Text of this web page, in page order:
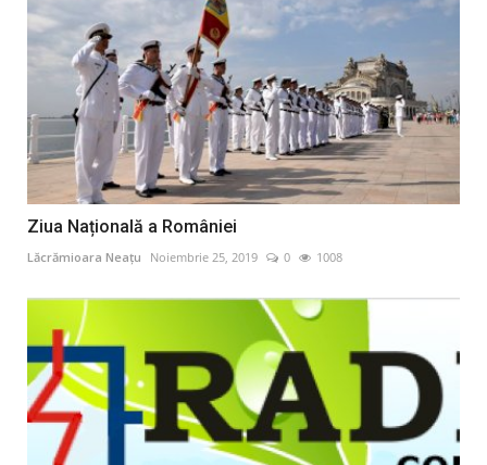
Ziua Națională a României
Lăcrămioara Neațu Noiembrie 25, 2019 0 1008